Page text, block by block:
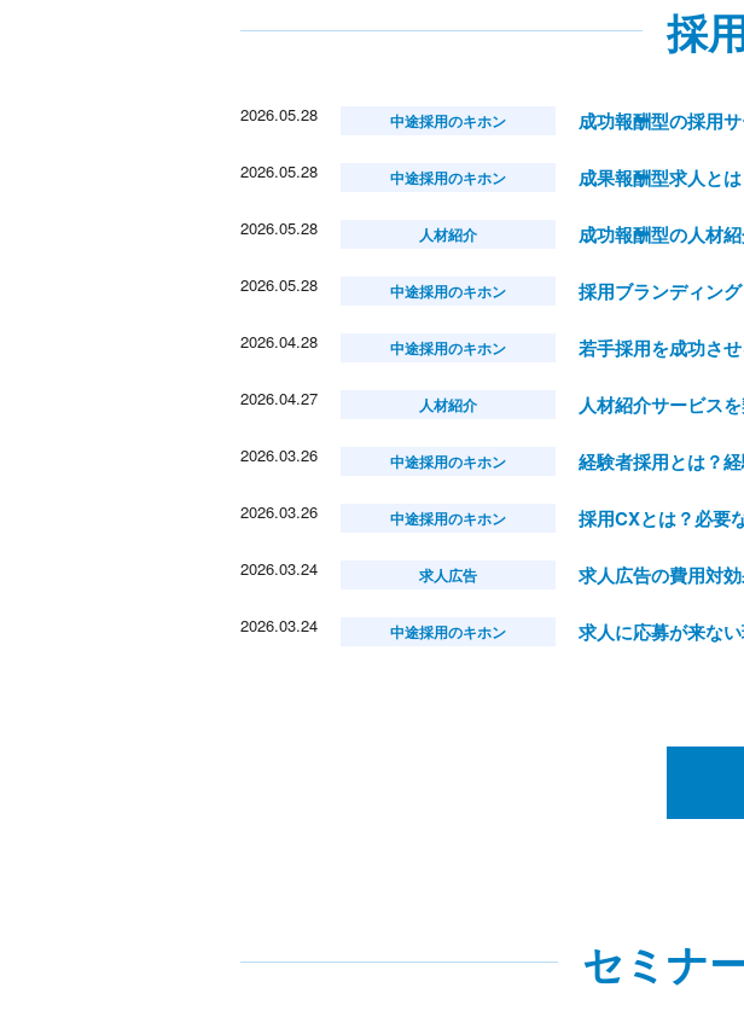
採
2026.05.28 中途採用のキホン 成功報酬型の採用
2026.05.28 中途採用のキホン 成果報酬型求人と
2026.05.28 人材紹介 成功報酬型の人材
2026.05.28 中途採用のキホン 採用ブランディン
2026.04.28 中途採用のキホン 若手採用を成功さ
2026.04.27 人材紹介 人材紹介サービス
2026.03.26 中途採用のキホン 経験者採用とは？
2026.03.26 中途採用のキホン 採用CXとは？必要
2026.03.24 求人広告 求人広告の費用対
2026.03.24 中途採用のキホン 求人に応募が来な
セミナ